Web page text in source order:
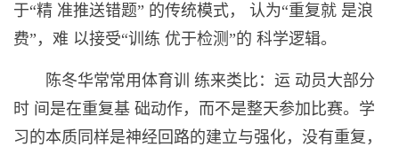
于“精 准推送错题” 的传统模式， 认为“重复就 是浪
费”，难 以接受“训练 优于检测”的 科学逻辑。
陈冬华常常用体育训 练来类比：运 动员大部分
时 间是在重复基 础动作，而不是整天参加比赛。学
习的本质同样是神经回路的建立与强化，没有重复，